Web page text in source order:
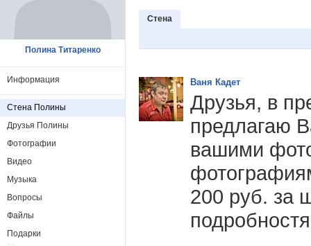
Стена
Ваня Кадет
Друзья, в
предлагаю
вашими
200 руб. за
Полина Титаренко
Информация
Стена Полины
Друзья Полины
Фотографии
Видео
Музыка
Вопросы
Файлы
Подарки